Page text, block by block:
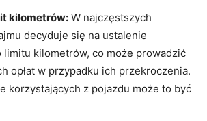
kilometrów: W‍ najczęstszych
⁣decyduje się na ustalenie
limitu⁢ kilometrów, co​ może ⁢prowadzić
opłat w ⁢przypadku ich przekroczenia.
korzystających ​z pojazdu‍ może to⁢ być